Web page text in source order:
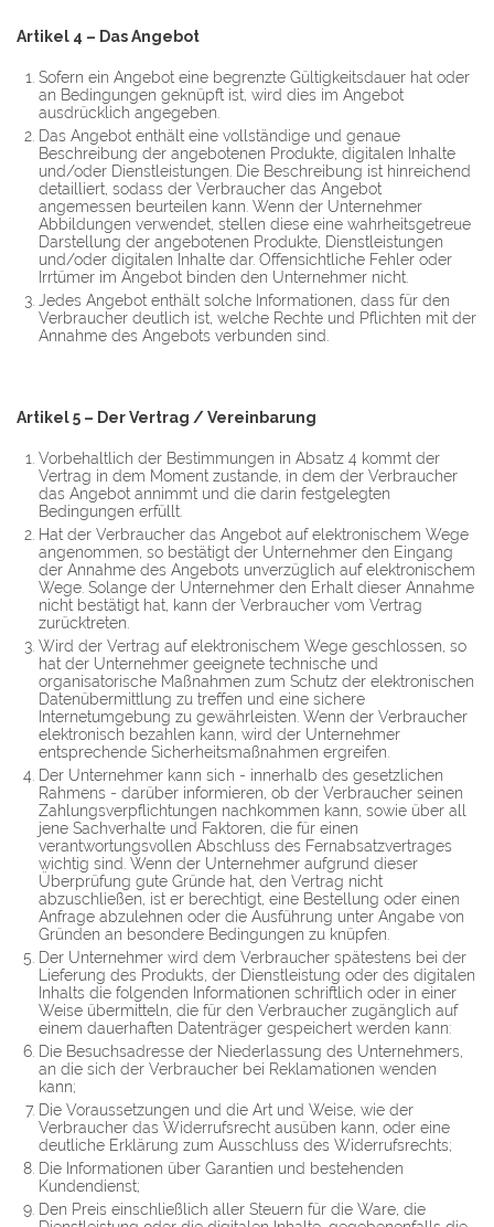
Artikel 4 – Das Angebot
Sofern ein Angebot eine begrenzte Gültigkeitsdauer hat oder
an Bedingungen geknüpft ist, wird dies im Angebot
ausdrücklich angegeben.
Das Angebot enthält eine vollständige und genaue
Beschreibung der angebotenen Produkte, digitalen Inhalte
und/oder Dienstleistungen. Die Beschreibung ist hinreichend
detailliert, sodass der Verbraucher das Angebot
angemessen beurteilen kann. Wenn der Unternehmer
Abbildungen verwendet, stellen diese eine wahrheitsgetreue
Darstellung der angebotenen Produkte, Dienstleistungen
und/oder digitalen Inhalte dar. Offensichtliche Fehler oder
Irrtümer im Angebot binden den Unternehmer nicht.
Jedes Angebot enthält solche Informationen, dass für den
Verbraucher deutlich ist, welche Rechte und Pflichten mit der
Annahme des Angebots verbunden sind.
Artikel 5 – Der Vertrag / Vereinbarung
Vorbehaltlich der Bestimmungen in Absatz 4 kommt der
Vertrag in dem Moment zustande, in dem der Verbraucher
das Angebot annimmt und die darin festgelegten
Bedingungen erfüllt.
Hat der Verbraucher das Angebot auf elektronischem Wege
angenommen, so bestätigt der Unternehmer den Eingang
der Annahme des Angebots unverzüglich auf elektronischem
Wege. Solange der Unternehmer den Erhalt dieser Annahme
nicht bestätigt hat, kann der Verbraucher vom Vertrag
zurücktreten.
Wird der Vertrag auf elektronischem Wege geschlossen, so
hat der Unternehmer geeignete technische und
organisatorische Maßnahmen zum Schutz der elektronischen
Datenübermittlung zu treffen und eine sichere
Internetumgebung zu gewährleisten. Wenn der Verbraucher
elektronisch bezahlen kann, wird der Unternehmer
entsprechende Sicherheitsmaßnahmen ergreifen.
Der Unternehmer kann sich - innerhalb des gesetzlichen
Rahmens - darüber informieren, ob der Verbraucher seinen
Zahlungsverpflichtungen nachkommen kann, sowie über all
jene Sachverhalte und Faktoren, die für einen
verantwortungsvollen Abschluss des Fernabsatzvertrages
wichtig sind. Wenn der Unternehmer aufgrund dieser
Überprüfung gute Gründe hat, den Vertrag nicht
abzuschließen, ist er berechtigt, eine Bestellung oder einen
Anfrage abzulehnen oder die Ausführung unter Angabe von
Gründen an besondere Bedingungen zu knüpfen.
Der Unternehmer wird dem Verbraucher spätestens bei der
Lieferung des Produkts, der Dienstleistung oder des digitalen
Inhalts die folgenden Informationen schriftlich oder in einer
Weise übermitteln, die für den Verbraucher zugänglich auf
einem dauerhaften Datenträger gespeichert werden kann:
Die Besuchsadresse der Niederlassung des Unternehmers,
an die sich der Verbraucher bei Reklamationen wenden
kann;
Die Voraussetzungen und die Art und Weise, wie der
Verbraucher das Widerrufsrecht ausüben kann, oder eine
deutliche Erklärung zum Ausschluss des Widerrufsrechts;
Die Informationen über Garantien und bestehenden
Kundendienst;
Den Preis einschließlich aller Steuern für die Ware, die